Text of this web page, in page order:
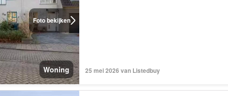
Foto bekijken
Woning 25 mei 2026 van Listedbuy